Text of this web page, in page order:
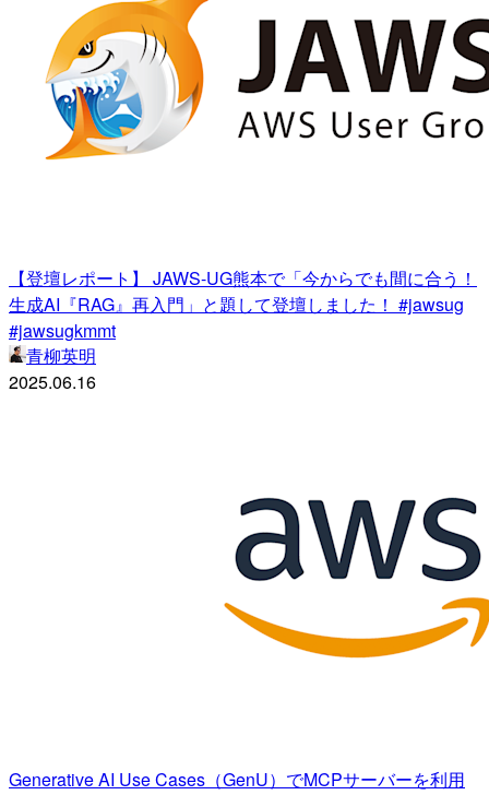
【登壇レポート】 JAWS-UG熊本で「今からでも間に合う！
生成AI『RAG』再入門」と題して登壇しました！ #jawsug
#jawsugkmmt
青柳英明
2025.06.16
Generative AI Use Cases（GenU）でMCPサーバーを利用